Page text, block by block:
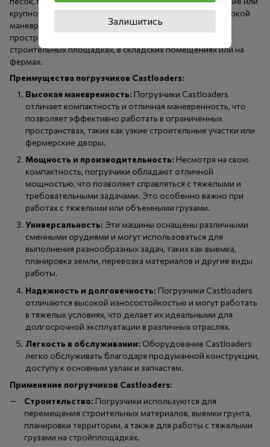
крупногабаритные грузы. Такие машины обладают высокой
маневренностью и могут работать в ограниченных
пространствах, что делает их удобными для работы на
строительных площадках, в складских помещениях или на
фермах.
Преимущества погрузчиков Castloaders:
Высокая маневренность: Погрузчики Castloaders
отличает компактность и отличная маневренность, что
позволяет эффективно работать в ограниченных
пространствах, таких как узкие строительные участки или
фермерские дворы.
Мощность и производительность: Несмотря на свою
компактность, погрузчики обладают отличной
мощностью, что позволяет справляться с тяжелыми и
требовательными задачами. Это особенно важно при
работах с тяжелыми или объемными грузами.
Универсальность: Эти машины оснащены различными
сменными орудиями и могут использоваться для
выполнения разнообразных задач, таких как выемка,
планировка земли, перевозка материалов и другие виды
работы.
Надежность и долговечность: Погрузчики Castloaders
отличаются высокой износостойкостью и могут работать
в тяжелых условиях, что делает их идеальными для
долгосрочной эксплуатации в различных отраслях.
Легкость в обслуживании: Оборудование Castloaders
легко обслуживать благодаря продуманной конструкции,
доступу к основным узлам и запчастям.
Применение погрузчиков Castloaders:
Строительство: Погрузчики используются для
перемещения строительных материалов, выемки грунта,
планировки территории, а также для работы с тяжелыми
грузами на стройплощадках.
Залишитись